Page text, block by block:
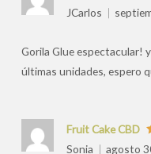
JCarlos
Gorila Glue espectacular!
últimas unidades, espero
Fruit Cake CBD
Sonia
agosto